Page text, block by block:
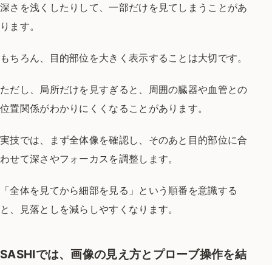
深さを浅くしたりして、一部だけを見てしまうことがあ
ります。
もちろん、目的部位を大きく表示することは大切です。
ただし、局所だけを見すぎると、周囲の臓器や血管との
位置関係がわかりにくくなることがあります。
実技では、まず全体像を確認し、そのあと目的部位に合
わせて深さやフォーカスを調整します。
「全体を見てから細部を見る」という順番を意識する
と、見落としを減らしやすくなります。
SASHIでは、画像の見え方とプローブ操作を結